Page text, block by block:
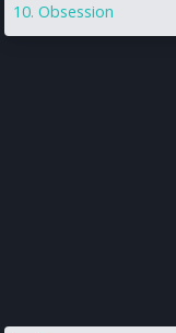
Obsession